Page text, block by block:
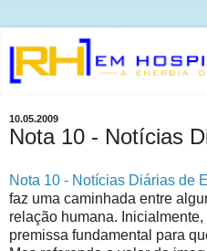
10.05.2009
Nota 10 - Notícias
Nota 10 - Notícias Diárias de
faz uma caminhada entre
relação humana.
premissa fundamental para